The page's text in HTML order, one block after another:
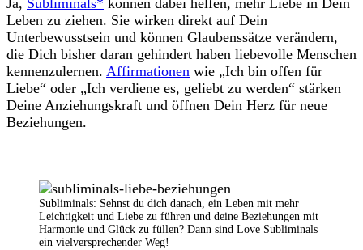
Ja, Subliminals* können dabei helfen, mehr Liebe in Dein
Leben zu ziehen. Sie wirken direkt auf Dein
Unterbewusstsein und können Glaubenssätze verändern,
die Dich bisher daran gehindert haben liebevolle Menschen
kennenzulernen. Affirmationen wie „Ich bin offen für
Liebe“ oder „Ich verdiene es, geliebt zu werden“ stärken
Deine Anziehungskraft und öffnen Dein Herz für neue
Beziehungen.
Subliminals: Sehnst du dich danach, ein Leben mit mehr
Leichtigkeit und Liebe zu führen und deine Beziehungen mit
Harmonie und Glück zu füllen? Dann sind Love Subliminals
ein vielversprechender Weg!